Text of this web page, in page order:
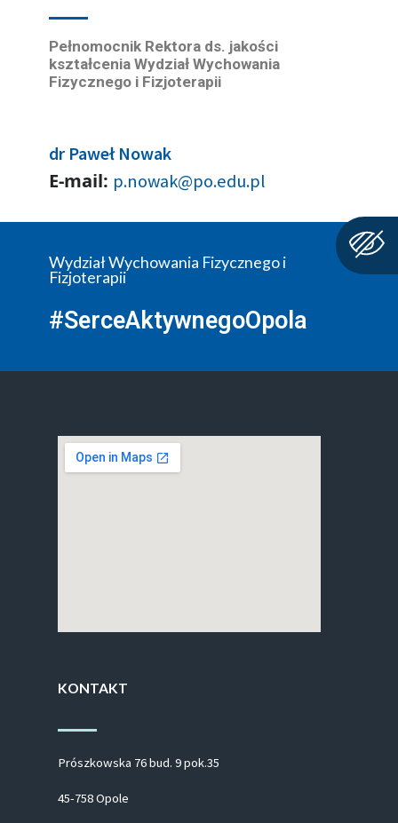
Pełnomocnik Rektora ds. jakości
kształcenia Wydział Wychowania
Fizycznego i Fizjoterapii
dr Paweł Nowak
E-mail: p.nowak@po.edu.pl
Wydział Wychowania Fizycznego i
Fizjoterapii
#SerceAktywnegoOpola
KONTAKT
Prószkowska 76 bud. 9 pok.35
45-758 Opole